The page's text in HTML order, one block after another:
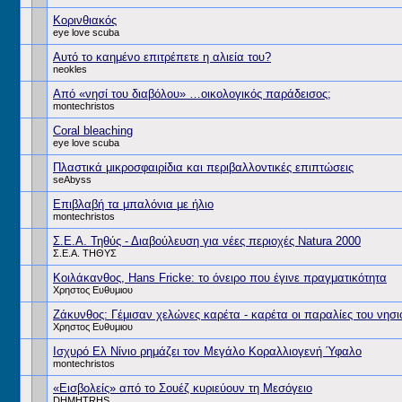
Koρινθιακός
eye love scuba
Αυτό το καημένο επιτρέπετε η αλιεία του?
neokles
Από «νησί του διαβόλου» …οικολογικός παράδεισος;
montechristos
Coral bleaching
eye love scuba
Πλαστικά μικροσφαιρίδια και περιβαλλοντικές επιπτώσεις
seAbyss
Επιβλαβή τα μπαλόνια με ήλιο
montechristos
Σ.Ε.Α. Τηθύς - Διαβούλευση για νέες περιοχές Natura 2000
Σ.Ε.Α. ΤΗΘΥΣ
Κοιλάκανθος, Hans Fricke: το όνειρο που έγινε πραγματικότητα
Χρηστος Ευθυμιου
Ζάκυνθος: Γέμισαν χελώνες καρέτα - καρέτα οι παραλίες του
Χρηστος Ευθυμιου
Ισχυρό Ελ Νίνιο ρημάζει τον Μεγάλο Κοραλλιογενή Ύφαλο
montechristos
«Εισβολείς» από το Σουέζ κυριεύουν τη Μεσόγειο